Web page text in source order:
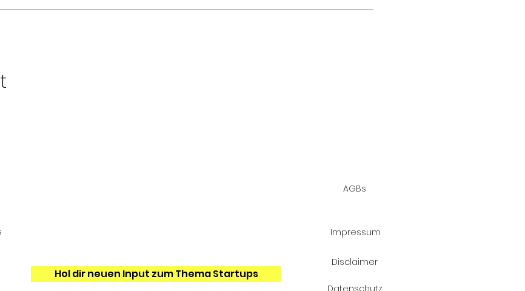
Hol dir neuen Input zum Thema Startups
AGBs
Impressum
Disclaimer
Datenschutz